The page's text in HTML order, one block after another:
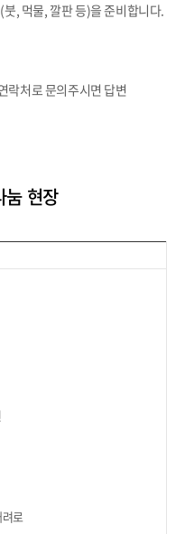
, 먹물, 깔판 등)을 준비합니다.
락처로 문의주시면 답변
눔 현장
로